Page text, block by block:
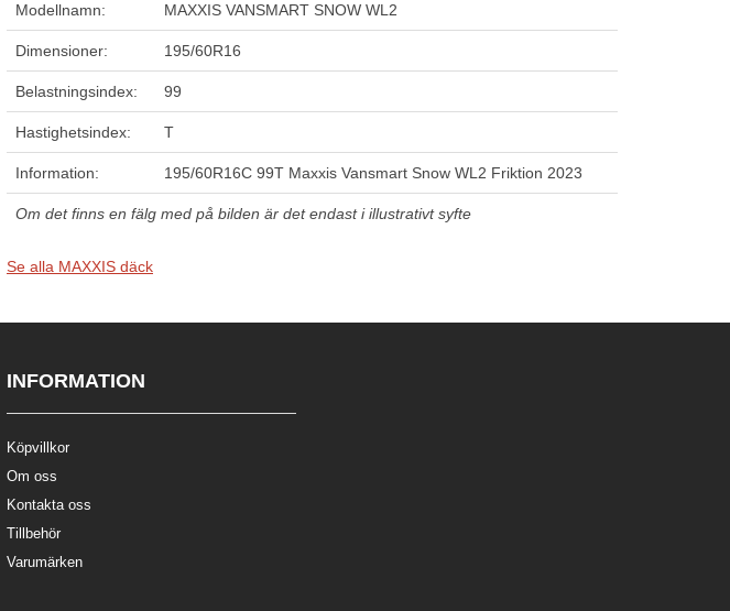
Modellnamn: MAXXIS VANSMART SNOW WL2
Dimensioner: 195/60R16
Belastningsindex: 99
Hastighetsindex: T
Information: 195/60R16C 99T Maxxis Vansmart Snow WL2 Friktion 2023
Om det finns en fälg med på bilden är det endast i illustrativt syfte
Se alla MAXXIS däck
INFORMATION
Köpvillkor
Om oss
Kontakta oss
Tillbehör
Varumärken